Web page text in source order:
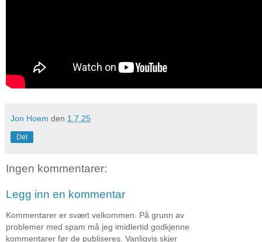
Jon Hoem den 1.7.25
Del
Ingen kommentarer:
Legg inn en kommentar
Kommentarer er svært velkommen. På grunn av
problemer med spam må jeg imidlertid godkjenne
kommentarer før de publiseres. Vanligvis skjer